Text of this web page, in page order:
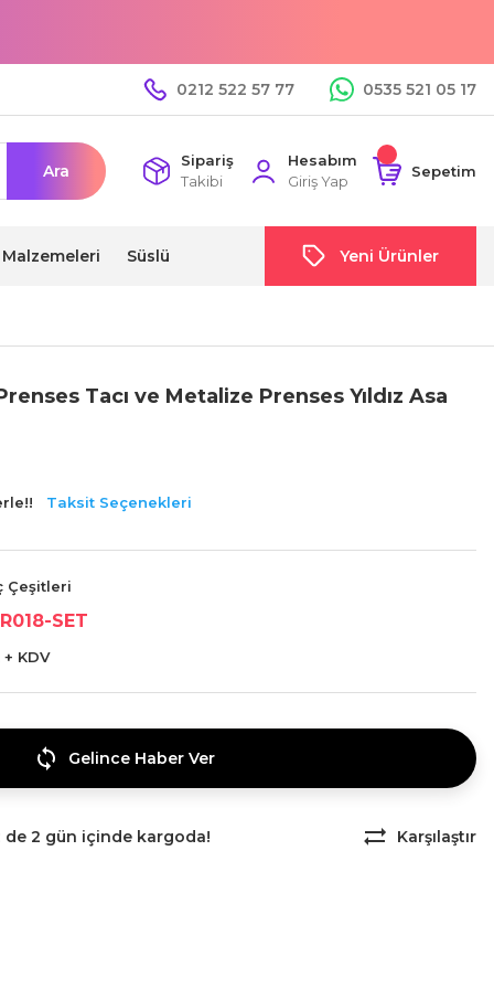
0212 522 57 77 0535 521 05 17
Ara
Sipariş
Takibi
Hesabım
Giriş Yap
Sepetim
Süslü Yeni Ürünler
Tacı ve Metalize Prenses Yıldız Asa
Taksit Seçenekleri
Çeşitleri
SET
KDV
Gelince Haber Ver
2 gün içinde kargoda! Karşılaştır